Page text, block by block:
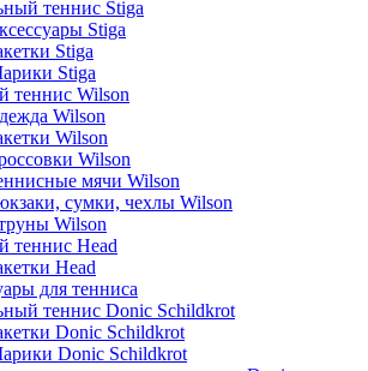
теннис Stiga
Stiga
Stiga
Stiga
теннис Wilson
Wilson
Wilson
Wilson
мячи Wilson
сумки, чехлы Wilson
Wilson
теннис Head
Head
для тенниса
теннис Donic Schildkrot
Donic Schildkrot
Donic Schildkrot